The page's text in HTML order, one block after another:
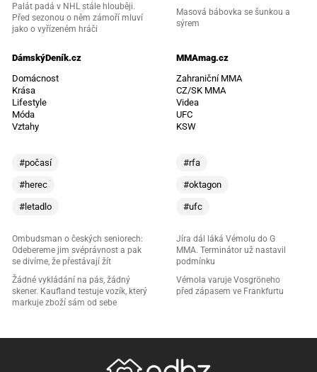
Palát padá v NHL stále hlouběji.
Před sezonou o něm zámoří mluví
jako o vyřízeném hráči
Masová bábovka se šunkou a
sýrem
DámskýDeník.cz
Domácnost
Krása
Lifestyle
Móda
Vztahy
#počasí
#herec
#letadlo
Ombudsman o českých seniorech:
Odebereme jim svéprávnost a pak
se divíme, že přestávají žít
Žádné vykládání na pás, žádný
skener. Kaufland testuje vozík, který
markuje zboží sám od sebe
MMAmag.cz
Zahraniční MMA
CZ/SK MMA
Videa
UFC
KSW
#rfa
#oktagon
#ufc
Jíra dál láká Vémolu do G
MMA. Terminátor už nastavil
podmínku
Vémola varuje Vosgröneho
před zápasem ve Frankfurtu